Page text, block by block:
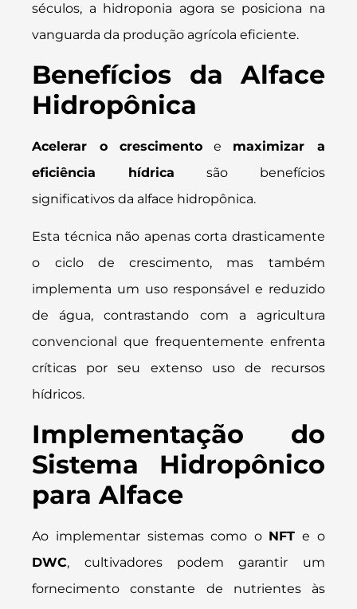
séculos, a hidroponia agora se posiciona na
vanguarda da produção agrícola eficiente.
Benefícios da Alface
Hidropônica
Acelerar o crescimentoe maximizar a
eficiência hídrica são benefícios
significativos da alface hidropônica.
Esta técnica não apenas corta drasticamente
o ciclo de crescimento, mas também
implementa um uso responsável e reduzido
de água, contrastando com a agricultura
convencional que frequentemente enfrenta
críticas por seu extenso uso de recursos
hídricos.
Implementação do
Sistema Hidropônico
para Alface
Ao implementar sistemas como o NFT e o
DWC, cultivadores podem garantir um
fornecimento constante de nutrientes às